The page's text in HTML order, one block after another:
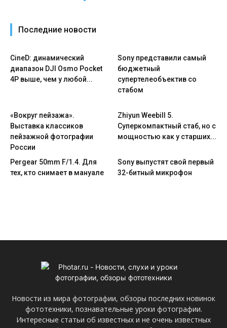
Последние новости
CineD: динамический
диапазон DJI Osmo Pocket
4P выше, чем у любой...
Sony представили самый
бюджетный
супертелеобъектив со
стабом
«Вокруг пейзажа».
Выставка классиков
пейзажной фотографии
России
Zhiyun Weebill 5.
Cуперкомпактный стаб, но с
мощностью как у старших...
Pergear 50mm F/1.4. Для
тех, кто снимает в мануале
Sony выпустят свой первый
32-битный микрофон
Новости из мира фотографии, обзоры последних новинок
фототехники, познавательные уроки фотографии.
Интересные статьи об известных и не очень известных